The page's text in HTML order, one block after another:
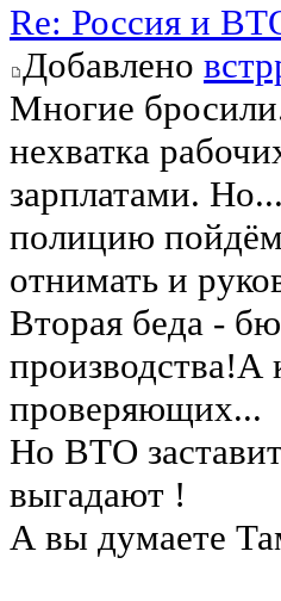
Re: Россия и
Добавлено
Многие
нехватка
зарплатами.
полицию пойдём
отнимать и
Вторая беда -
производства!А
проверяющих...
Но ВТО
выгадают !
А вы думаете